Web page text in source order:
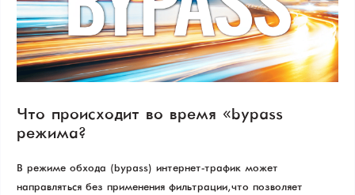
Что происходит во время «bypass»
режима?
В режиме обхода (bypass) интернет-трафик может
направляться без применения фильтрации, что позволяет